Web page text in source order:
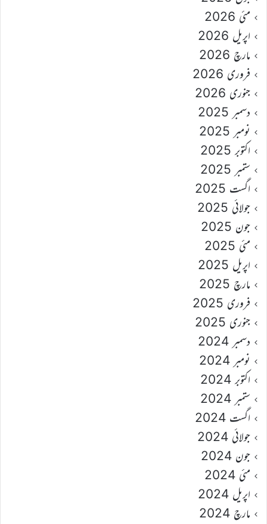
مئی 2026
اپریل 2026
مارچ 2026
فروری 2026
جنوری 2026
دسمبر 2025
نومبر 2025
اکتوبر 2025
ستمبر 2025
اگست 2025
جولائی 2025
جون 2025
مئی 2025
اپریل 2025
مارچ 2025
فروری 2025
جنوری 2025
دسمبر 2024
نومبر 2024
اکتوبر 2024
ستمبر 2024
اگست 2024
جولائی 2024
جون 2024
مئی 2024
اپریل 2024
مارچ 2024